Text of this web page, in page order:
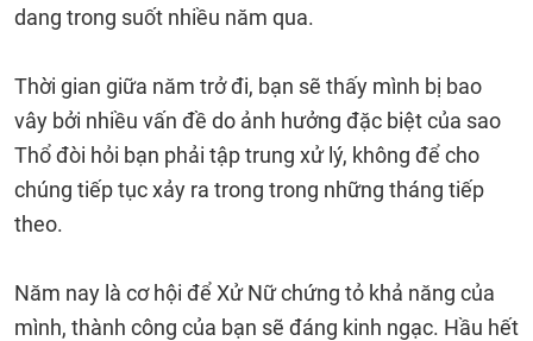
dang trong suốt nhiều năm qua.
Thời gian giữa năm trở đi, bạn sẽ thấy mình bị bao
vây bởi nhiều vấn đề do ảnh hưởng đặc biệt của sao
Thổ đòi hỏi bạn phải tập trung xử lý, không để cho
chúng tiếp tục xảy ra trong trong những tháng tiếp
theo.
Năm nay là cơ hội để Xử Nữ chứng tỏ khả năng của
mình, thành công của bạn sẽ đáng kinh ngạc. Hầu hết